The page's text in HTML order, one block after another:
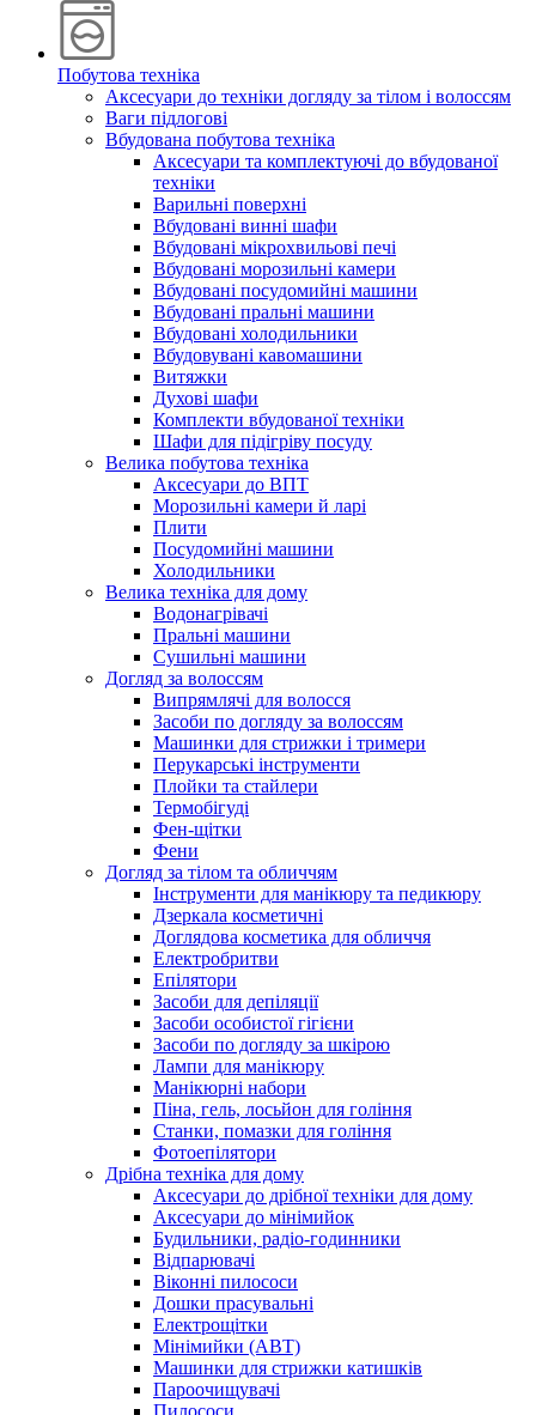
Побутова техніка
Аксесуари до техніки догляду за тілом і волоссям
Ваги підлогові
Вбудована побутова техніка
Аксесуари та комплектуючі до вбудованої
техніки
Варильні поверхні
Вбудовані винні шафи
Вбудовані мікрохвильові печі
Вбудовані морозильні камери
Вбудовані посудомийні машини
Вбудовані пральні машини
Вбудовані холодильники
Вбудовувані кавомашини
Витяжки
Духові шафи
Комплекти вбудованої техніки
Шафи для підігріву посуду
Велика побутова техніка
Аксесуари до ВПТ
Морозильні камери й ларі
Плити
Посудомийні машини
Холодильники
Велика техніка для дому
Водонагрівачі
Пральні машини
Сушильні машини
Догляд за волоссям
Випрямлячі для волосся
Засоби по догляду за волоссям
Машинки для стрижки і тримери
Перукарські інструменти
Плойки та стайлери
Термобігуді
Фен-щітки
Фени
Догляд за тілом та обличчям
Інструменти для манікюру та педикюру
Дзеркала косметичні
Доглядова косметика для обличчя
Електробритви
Епілятори
Засоби для депіляції
Засоби особистої гігієни
Засоби по догляду за шкірою
Лампи для манікюру
Манікюрні набори
Піна, гель, лосьйон для гоління
Станки, помазки для гоління
Фотоепілятори
Дрібна техніка для дому
Аксесуари до дрібної техніки для дому
Аксесуари до мінімийок
Будильники, радіо-годинники
Відпарювачі
Віконні пилососи
Дошки прасувальні
Електрощітки
Мінімийки (АВТ)
Машинки для стрижки катишків
Пароочищувачі
Пилососи